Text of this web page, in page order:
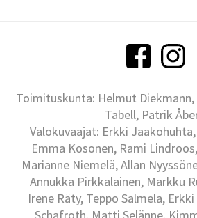
Toimituskunta: Helmut
Tabell, Patrik
Valokuvaajat: Erkki
Emma Kosonen, Rami
Marianne Niemelä, Allan
Annukka Pirkkalainen, Markku
Irene Räty, Teppo Salmela,